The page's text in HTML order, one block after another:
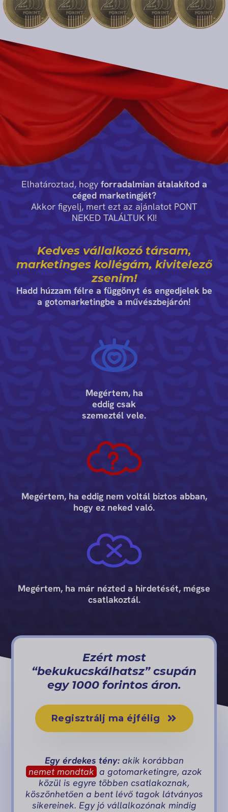
Elhatároztad, hogy forradalmian átalakítod a
céged marketingjét?
Akkor figyelj, mert ezt az ajánlatot PONT
NEKED TALÁLTUK KI!
Kedves vállalkozó társam,
marketinges kollégám, kivitelező
zsenim!
Hadd húzzam félre a függönyt és engedjelek be
a gotomarketingbe a művészbejárón!
Megértem, ha
eddig csak
szemeztél vele.
Megértem, ha eddig nem voltál biztos abban,
hogy ez neked való.
Megértem, ha már nézted a hirdetését, mégse
csatlakoztál.
Ezért most
“bekukucskálhatsz” csupán
egy 1000 forintos áron.
Regisztrálj ma éjfélig
Egy érdekes tény:akik korábban
nemet mondtak a gotomarketingre, azok
közül is egyre többen csatlakoznak,
köszönhetően a bent lévő tagok látványos
sikereinek. Egy jó vállalkozónak mindig